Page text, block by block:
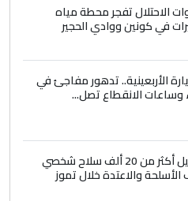
الاحتلال تفجر محطة مياه
في كونين ووادي الحجير
الأربعينية.. تدهور مفاجئ في
وساعات الانقطاع تصل...
الداخلية: تسجيل أكثر من 20 ألف سلاح شخصي
والاعتدة خلال تموز